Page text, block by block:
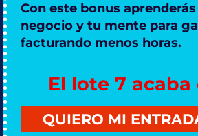
Con este bonus
negocio y tu mente para
facturando menos horas.
El lote 7 acaba
QUIERO MI